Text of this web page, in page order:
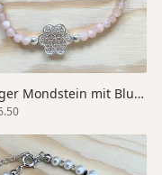
Oranger Mondstein mit Blume des Lebens